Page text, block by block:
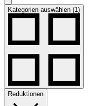
Kategorien auswählen (1)
Reduktionen